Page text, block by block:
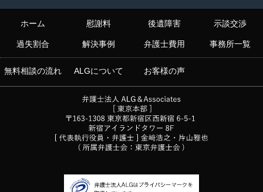
ホーム 慰謝料 後遺障害 示談交渉
過失割合 解決事例 弁護士費用 事務所一覧
無料相談の流れ ALGについて お客様の声